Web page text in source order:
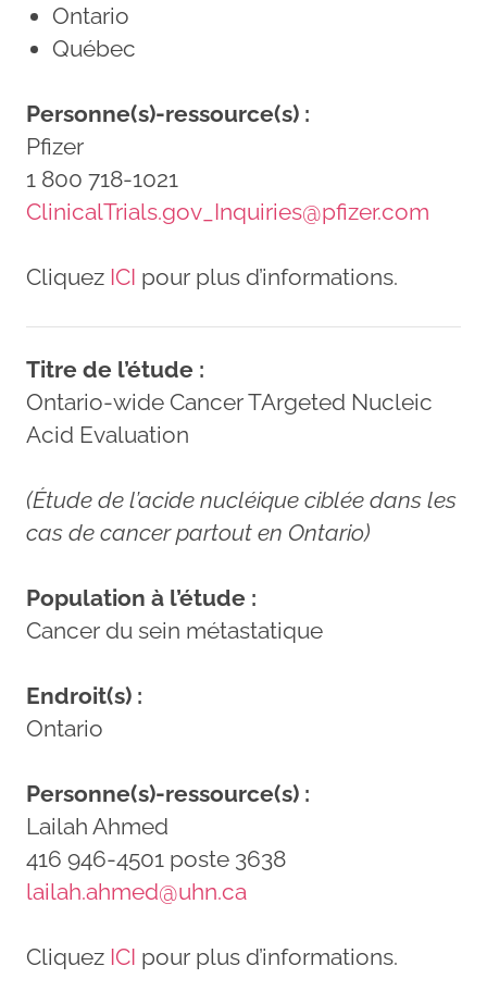
Ontario
Québec
Personne(s)-ressource(s) :
Pfizer
1 800 718-1021
ClinicalTrials.gov_Inquiries@pfizer.com
Cliquez ICI pour plus d’informations.
Titre de l’étude :
Ontario-wide Cancer TArgeted Nucleic
Acid Evaluation
(Étude de l’acide nucléique ciblée dans les
cas de cancer partout en Ontario)
Population à l’étude :
Cancer du sein métastatique
Endroit(s) :
Ontario
Personne(s)-ressource(s) :
Lailah Ahmed
416 946-4501 poste 3638
lailah.ahmed@uhn.ca
Cliquez ICI pour plus d’informations.